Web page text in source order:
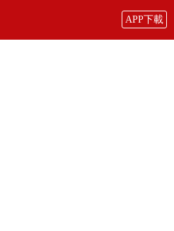
APP下載